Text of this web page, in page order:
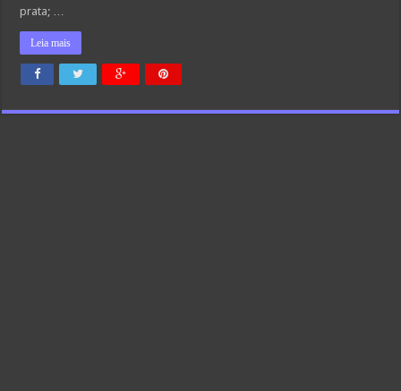
prata; …
Leia mais